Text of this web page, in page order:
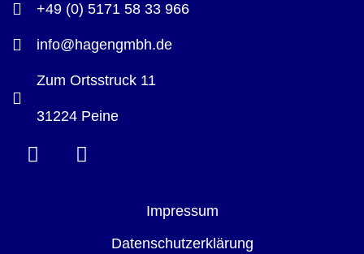
+49 (0) 5171 58 33 966
info@hagengmbh.de
Zum Ortsstruck 11
31224 Peine
Impressum
Datenschutzerklärung